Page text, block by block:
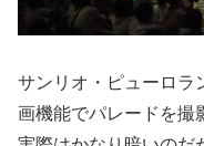
サンリオ・ピューロラ
画機能でパレードを撮